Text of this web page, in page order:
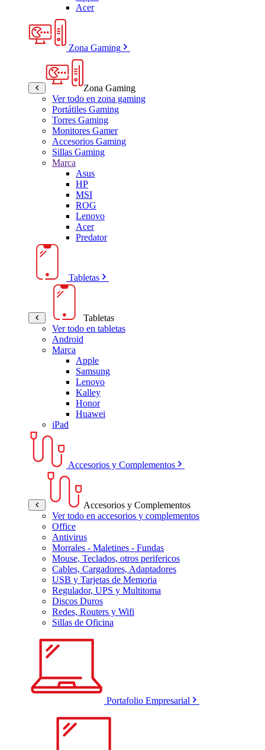
Acer
Zona Gaming
Zona Gaming
Ver todo en zona gaming
Portátiles Gaming
Torres Gaming
Monitores Gamer
Accesorios Gaming
Sillas Gaming
Marca
Asus
HP
MSI
ROG
Lenovo
Acer
Predator
Tabletas
Tabletas
Ver todo en tabletas
Android
Marca
Apple
Samsung
Lenovo
Kalley
Honor
Huawei
iPad
Accesorios y Complementos
Accesorios y Complementos
Ver todo en accesorios y complementos
Office
Antivirus
Morrales - Maletines - Fundas
Mouse, Teclados, otros perifericos
Cables, Cargadores, Adaptadores
USB y Tarjetas de Memoria
Regulador, UPS y Multitoma
Discos Duros
Redes, Routers y Wifi
Sillas de Oficina
Portafolio Empresarial